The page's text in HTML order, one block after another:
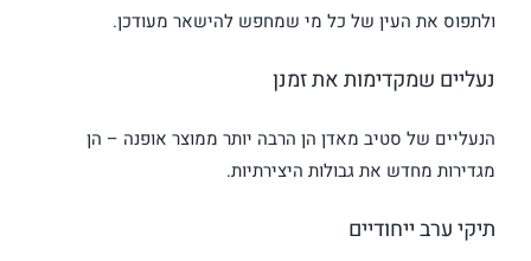
ולתפוס את העין של כל מי שמחפש להישאר מעודכן.
נעליים שמקדימות את זמנן
הנעליים של סטיב מאדן הן הרבה יותר ממוצר אופנה – הן
מגדירות מחדש את גבולות היצירתיות.
תיקי ערב ייחודיים